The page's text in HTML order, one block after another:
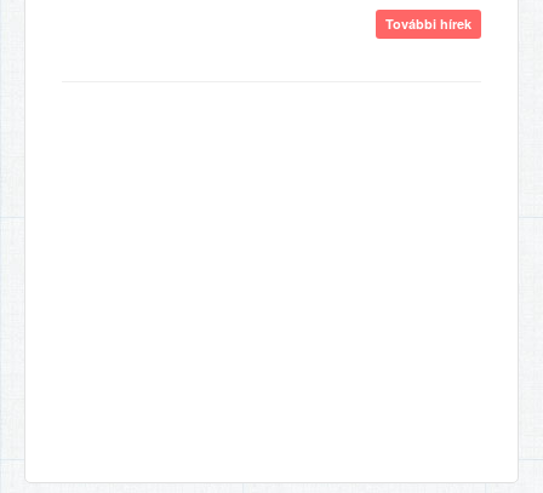
További hírek